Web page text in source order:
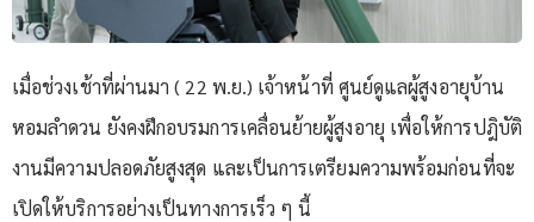
เมื่อช่วงเช้าที่ผ่านมา ( 22 พ.ย.) เจ้าหน้าที่ ศูนย์ดูแลผู้สูงอายุบ้าน
หอมลำดวน ยังคงฝึกอบรมการเคลื่อนย้ายผู้สูงอายุ เพื่อให้การปฎิบัติ
งานมีความปลอดภัยสูงสุด และเป็นการเตรียมความพร้อมก่อนที่จะ
เปิดให้บริการอย่างเป็นทางการเร็ว ๆ นี้